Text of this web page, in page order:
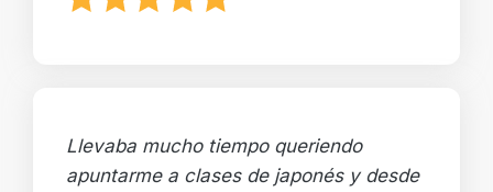
Llevaba mucho tiempo queriendo
apuntarme a clases de japonés y desde